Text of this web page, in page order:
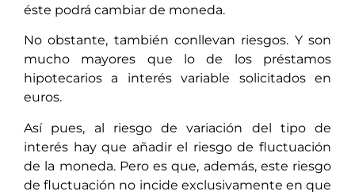
éste podrá cambiar de moneda.
No obstante, también conllevan riesgos. Y son
mucho mayores que lo de los préstamos
hipotecarios a interés variable solicitados en
euros.
Así pues, al riesgo de variación del tipo de
interés hay que añadir el riesgo de fluctuación
de la moneda. Pero es que, además, este riesgo
de fluctuación no incide exclusivamente en que